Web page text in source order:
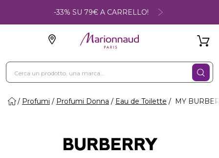
-33% SU 79€ A CARRELLO!
Profumi Profumi Donna Eau de Toilette MY